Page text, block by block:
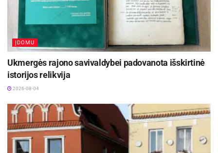
ĮDOMU
Ukmergės rajono savivaldybei padovanota išskirtinė
istorijos relikvija
2026-08-04